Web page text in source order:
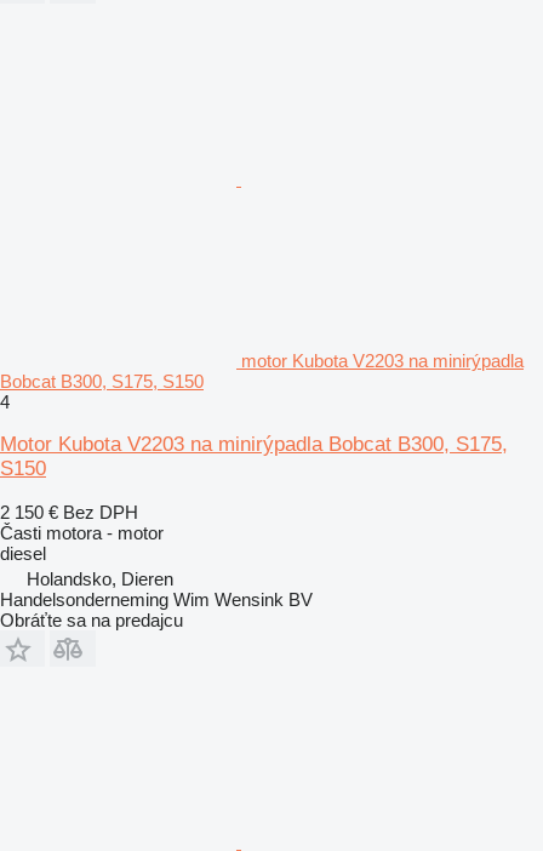
motor Kubota V2203 na minirýpadla
Bobcat B300, S175, S150
4
Motor Kubota V2203 na minirýpadla Bobcat B300, S175,
S150
2 150 € Bez DPH
Časti motora - motor
diesel
Holandsko, Dieren
Handelsonderneming Wim Wensink BV
Obráťte sa na predajcu